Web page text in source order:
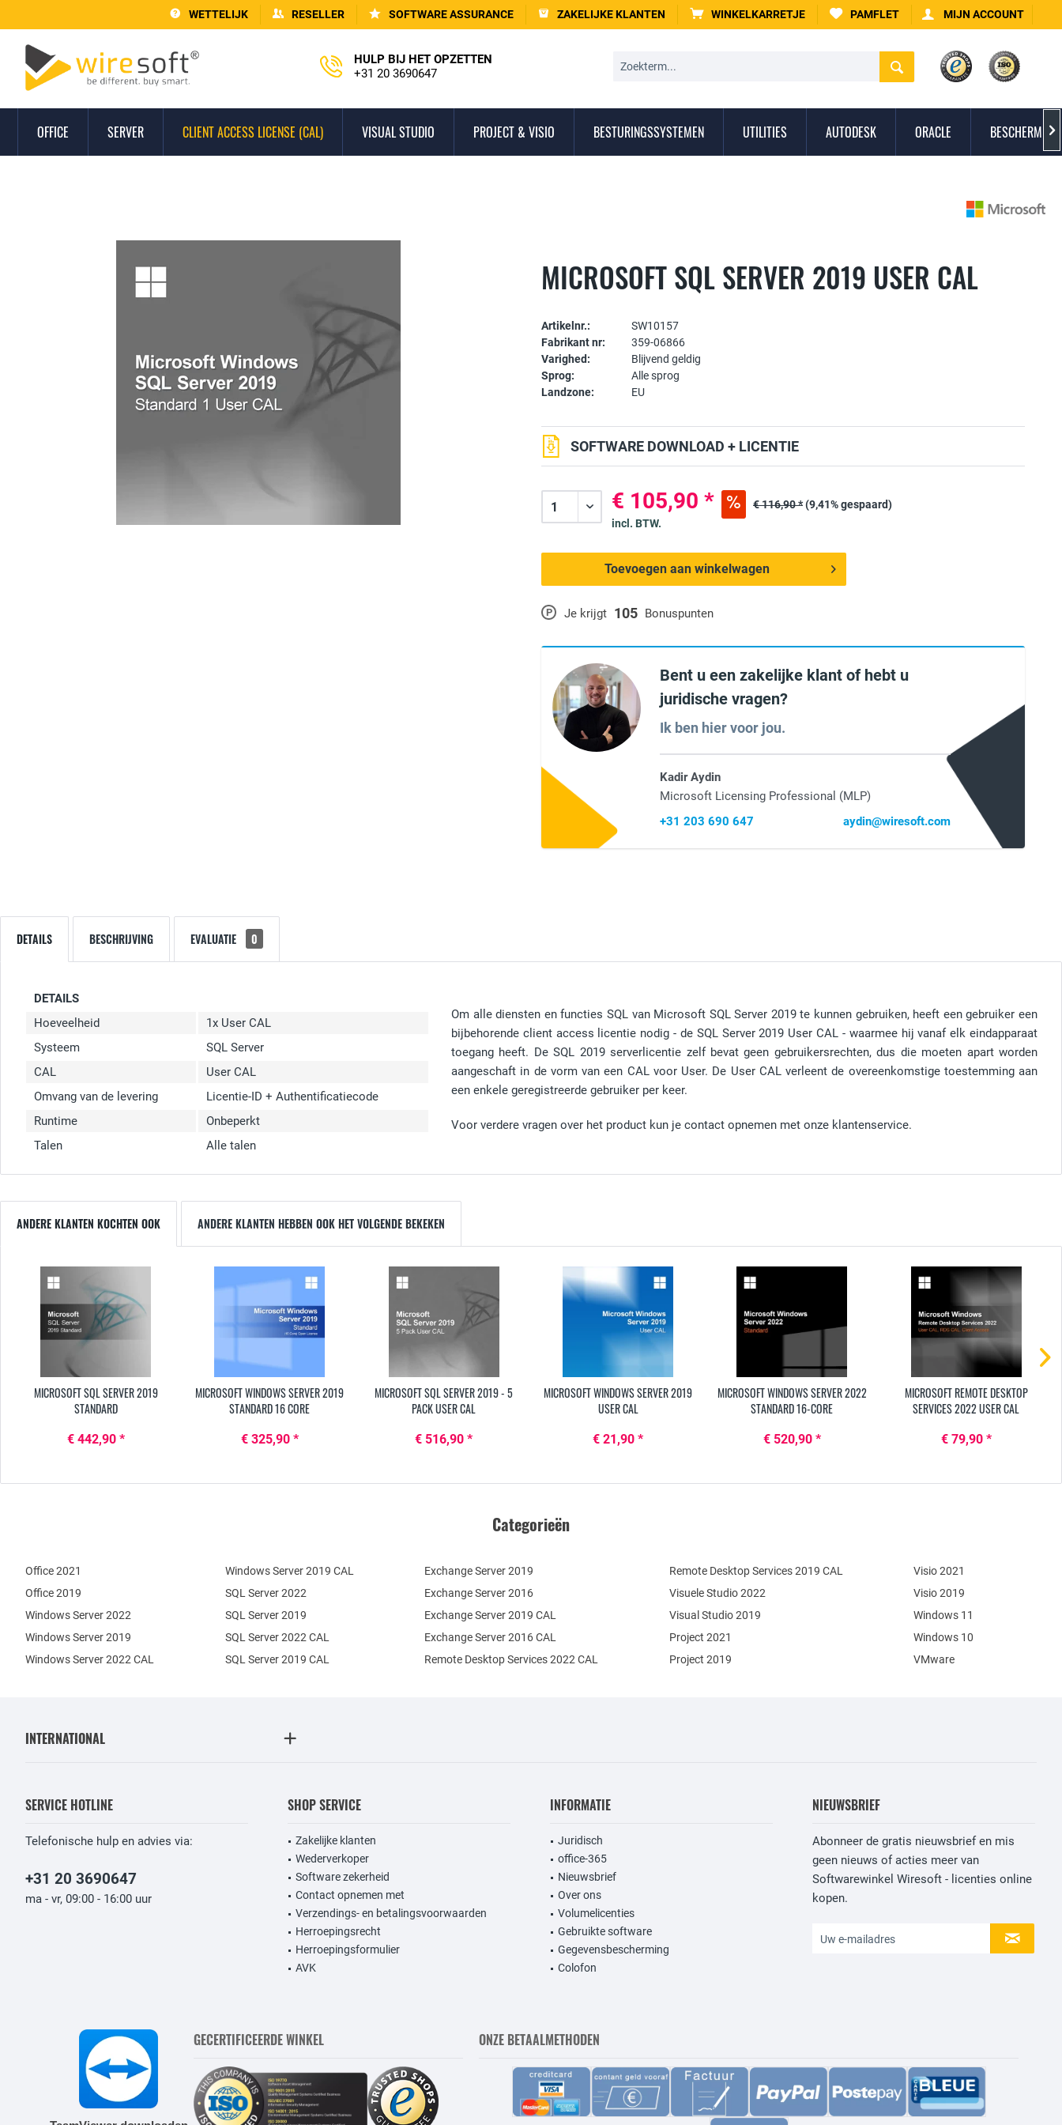
WETTELIJK RESELLER SOFTWARE ASSURANCE ZAKELIJKE KLANTEN WINKELKARRETJE PAMFLET MIJN ACCOUNT
HULP BIJ HET OPZETTEN
+31 20 3690647
OFFICE SERVER CLIENT ACCESS LICENSE (CAL) VISUAL STUDIO PROJECT & VISIO BESTURINGSSYSTEMEN UTILITIES AUTODESK ORACLE 
MICROSOFT SQL SERVER 2019 USER CAL
Artikelnr.:
SW10157
Fabrikant nr:
359-06866
Varighed:
Blijvend geldig
Sprog:
Alle sprog
Landzone:
EU
P Je krijgt 105 Bonuspunten
SOFTWARE DOWNLOAD + LICENTIE
€ 105,90 * € 116,90 *(9,41% gespaard)
incl. BTW.
Toevoegen aan winkelwagen
Bent u een zakelijke klant of hebt u
juridische vragen?
Ik ben hier voor jou.
Kadir Aydin
Microsoft Licensing Professional (MLP)
+31 203 690 647
aydin@wiresoft.com
DETAILS BESCHRIJVING EVALUATIE 0
DETAILS
Hoeveelheid
1x User CAL
Systeem
SQL Server
CAL
User CAL
Omvang van de levering
Licentie-ID + Authentificatiecode
Runtime
Onbeperkt
Talen
Alle talen
Om alle diensten en functies SQL van Microsoft SQL Server 2019 te kunnen gebruiken, heeft een gebruiker een
bijbehorende client access licentie nodig - de SQL Server 2019 User CAL - waarmee hij vanaf elk eindapparaat
toegang heeft. De SQL 2019 serverlicentie zelf bevat geen gebruikersrechten, dus die moeten apart worden
aangeschaft in de vorm van een CAL voor User. De User CAL verleent de overeenkomstige toestemming aan
een enkele geregistreerde gebruiker per keer.
Voor verdere vragen over het product kun je contact opnemen met onze klantenservice.
ANDERE KLANTEN KOCHTEN OOK ANDERE KLANTEN HEBBEN OOK HET VOLGENDE BEKEKEN
MICROSOFT SQL SERVER 2019
STANDARD
€ 442,90 *
MICROSOFT WINDOWS SERVER 2019
STANDARD 16 CORE
€ 325,90 *
MICROSOFT SQL SERVER 2019 - 5
PACK USER CAL
€ 516,90 *
MICROSOFT WINDOWS SERVER 2019
USER CAL
€ 21,90 *
MICROSOFT WINDOWS SERVER 2022
STANDARD 16-CORE
€ 520,90 *
MICROSOFT REMOTE DESKTOP
SERVICES 2022 USER CAL
€ 79,90 *
Categorieën
Office 2021
Office 2019
Windows Server 2022
Windows Server 2019
Exchange Server 2019
Exchange Server 2016
SQL Server 2022
SQL Server 2019
Windows Server 2022 CAL
Windows Server 2019 CAL
SQL Server 2022 CAL
SQL Server 2019 CAL
Remote Desktop Services 2022 CAL
Remote Desktop Services 2019 CAL
Exchange Server 2019 CAL
Exchange Server 2016 CAL
Visuele Studio 2022
Visual Studio 2019
Project 2021
Project 2019
Visio 2021
Visio 2019
Windows 11
Windows 10
VMware
INTERNATIONAL
SERVICE HOTLINE
Telefonische hulp en advies via:
+31 20 3690647
ma - vr, 09:00 - 16:00 uur
SHOP SERVICE
Zakelijke klanten
Wederverkoper
Software zekerheid
Contact opnemen met
Verzendings- en betalingsvoorwaarden
Herroepingsrecht
Herroepingsformulier
AVK
INFORMATIE
Juridisch
office-365
Nieuwsbrief
Over ons
Volumelicenties
Gebruikte software
Gegevensbescherming
Colofon
NIEUWSBRIEF
Abonneer de gratis nieuwsbrief en mis
geen nieuws of acties meer van
Softwarewinkel Wiresoft - licenties online
kopen.
GECERTIFICEERDE WINKEL ONZE BETAALMETHODEN